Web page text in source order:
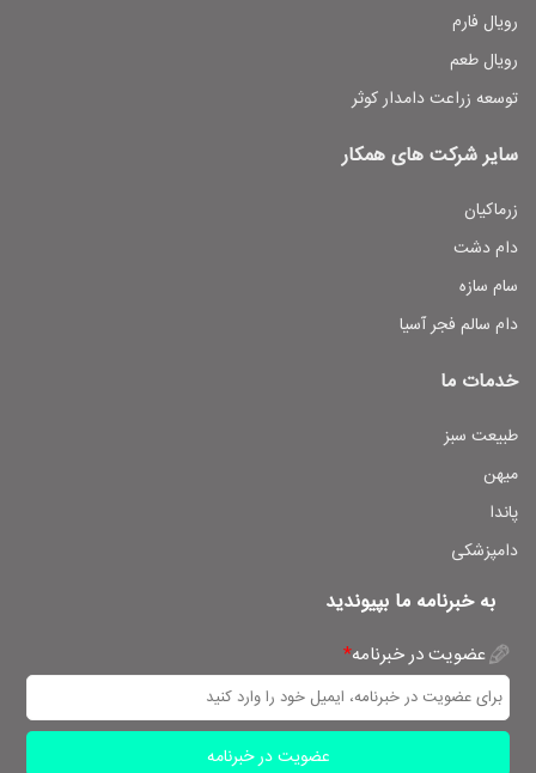
رویال فارم
رویال طعم
توسعه زراعت دامدار کوثر
سایر شرکت های همکار
زرماکیان
دام دشت
سام سازه
دام سالم فجر آسیا
خدمات ما
طبیعت سبز
میهن
پاندا
دامپزشکی
به خبرنامه ما بپیوندید
عضویت در خبرنامه*
عضویت در خبرنامه